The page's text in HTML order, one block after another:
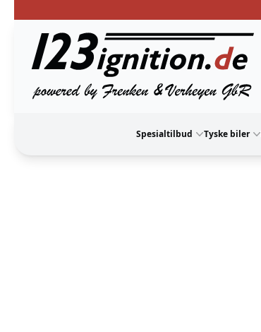
123ignition
Spesialtilbud Tyske biler